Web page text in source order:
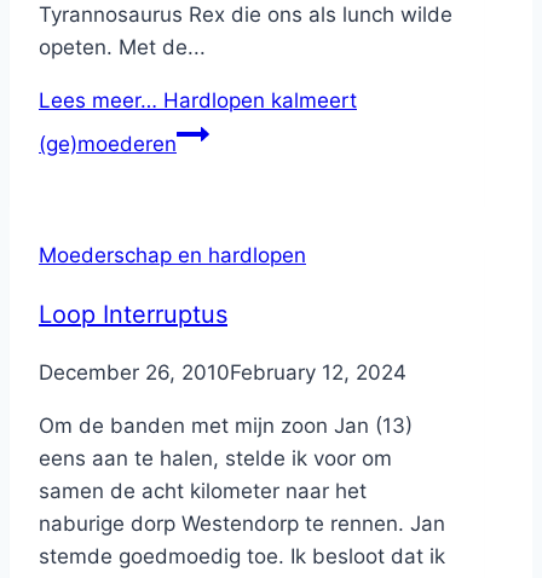
Tyrannosaurus Rex die ons als lunch wilde
opeten. Met de...
Lees meer… Hardlopen kalmeert
(ge)moederen
Moederschap en hardlopen
Loop Interruptus
ByNicole
December 26, 2010February 12, 2024
Om de banden met mijn zoon Jan (13)
eens aan te halen, stelde ik voor om
samen de acht kilometer naar het
naburige dorp Westendorp te rennen. Jan
stemde goedmoedig toe. Ik besloot dat ik